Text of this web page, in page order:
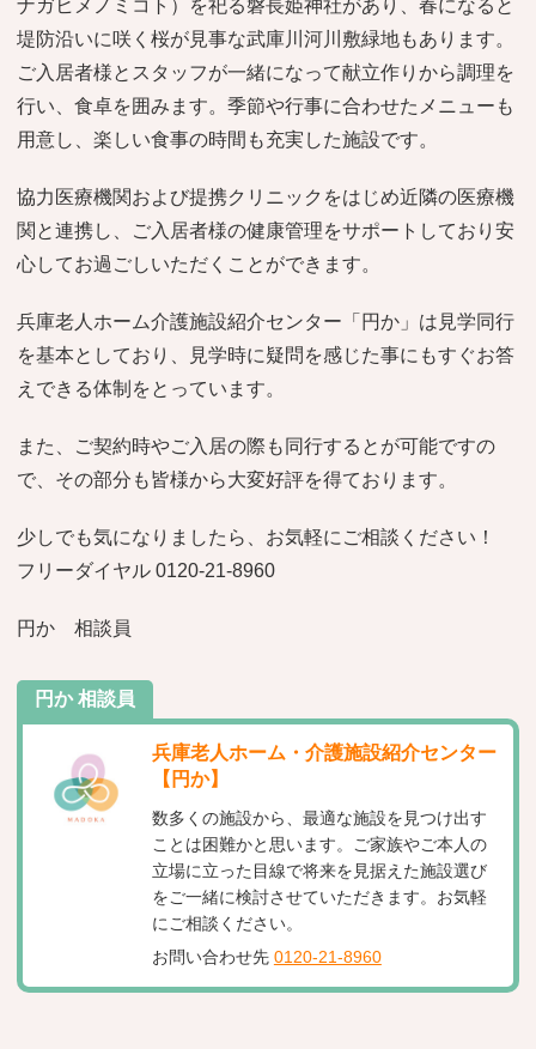
ナガヒメノミコト）を祀る磐長姫神社があり、春になると
堤防沿いに咲く桜が見事な武庫川河川敷緑地もあります。
ご入居者様とスタッフが一緒になって献立作りから調理を
行い、食卓を囲みます。季節や行事に合わせたメニューも
用意し、楽しい食事の時間も充実した施設です。
協力医療機関および提携クリニックをはじめ近隣の医療機
関と連携し、ご入居者様の健康管理をサポートしており安
心してお過ごしいただくことができます。
兵庫老人ホーム介護施設紹介センター「円か」は見学同行
を基本としており、見学時に疑問を感じた事にもすぐお答
えできる体制をとっています。
また、ご契約時やご入居の際も同行するとが可能ですの
で、その部分も皆様から大変好評を得ております。
少しでも気になりましたら、お気軽にご相談ください！
フリーダイヤル 0120-21-8960
円か 相談員
円か 相談員
兵庫老人ホーム・介護施設紹介センター
【円か】
数多くの施設から、最適な施設を見つけ出す
ことは困難かと思います。ご家族やご本人の
立場に立った目線で将来を見据えた施設選び
をご一緒に検討させていただきます。お気軽
にご相談ください。
お問い合わせ先 0120-21-8960